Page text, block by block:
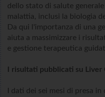
dello stato di salute
malattia, inclusi la biologia
Da qui l'importanza di una
aiuta a massimizzare i
e gestione terapeutica
I risultati pubblicati su Liver
I dati dei sei mesi di presa